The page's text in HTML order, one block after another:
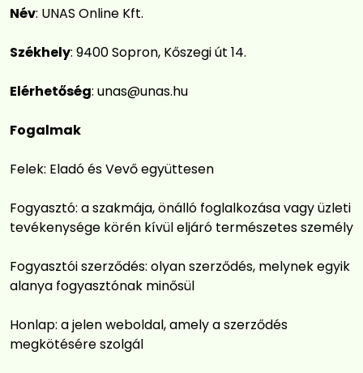
Név: UNAS Online Kft.
Székhely: 9400 Sopron, Kőszegi út 14.
Elérhetőség: unas@unas.hu
Fogalmak
Felek: Eladó és Vevő együttesen
Fogyasztó: a szakmája, önálló foglalkozása vagy üzleti
tevékenysége körén kívül eljáró természetes személy
Fogyasztói szerződés: olyan szerződés, melynek egyik
alanya fogyasztónak minősül
Honlap: a jelen weboldal, amely a szerződés
megkötésére szolgál